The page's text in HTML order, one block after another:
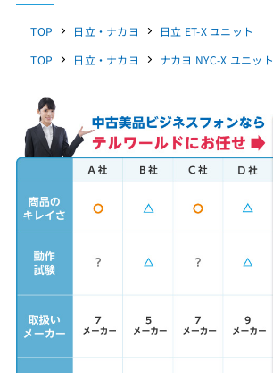
TOP 日立・ナカヨ
日立 ET-X ユニット
TOP
日立・ナカヨ ナカヨ NYC-X ユニット